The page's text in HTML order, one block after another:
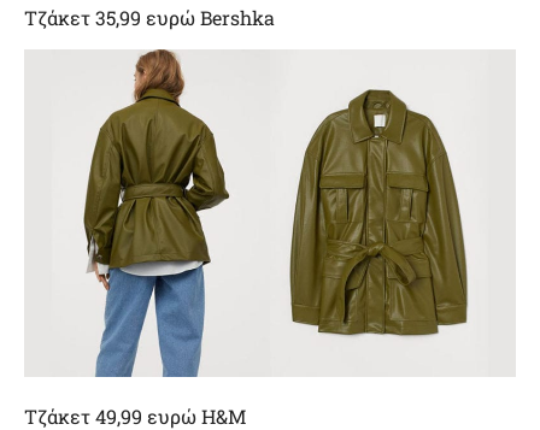
Τζάκετ 35,99 ευρώ Bershka
Τζάκετ 49,99 ευρώ H&M